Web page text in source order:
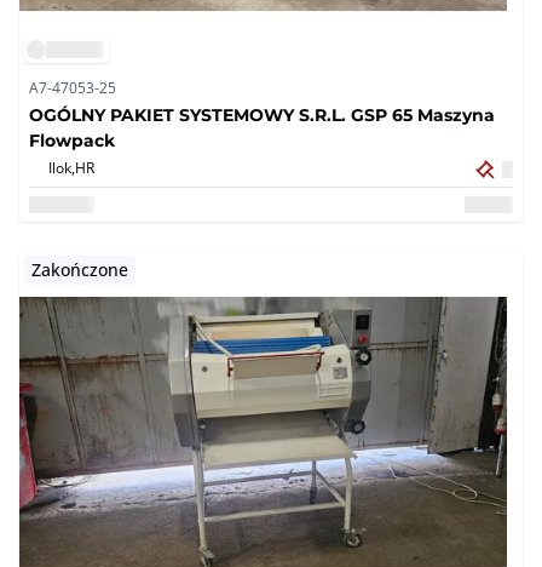
A7-47053-25
OGÓLNY PAKIET SYSTEMOWY S.R.L. GSP 65 Maszyna
Flowpack
Ilok,HR
Zakończone